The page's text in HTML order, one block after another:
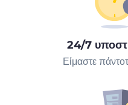
24/7
Είμαστε